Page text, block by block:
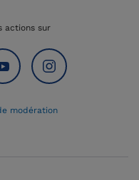
actions sur
modération